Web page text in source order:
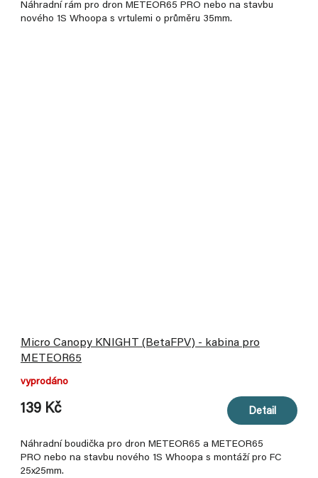
Náhradní rám pro dron METEOR65 PRO nebo na stavbu
nového 1S Whoopa s vrtulemi o průměru 35mm.
Micro Canopy KNIGHT (BetaFPV) - kabina pro
METEOR65
vyprodáno
139 Kč Detail
Náhradní boudička pro dron METEOR65 a METEOR65
PRO nebo na stavbu nového 1S Whoopa s montáží pro FC
25x25mm.